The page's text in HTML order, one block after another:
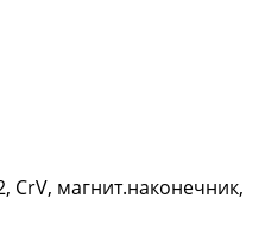
CrV, магнит.наконечник,